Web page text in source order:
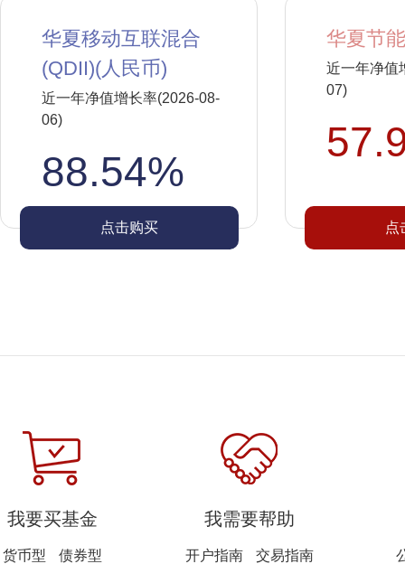
华夏移动互联混合
(QDII)(人民币)
近一年净值增长率(2026-08-
06)
88.54%
点击购买
华夏节
近一年净值
07)
点
我要买基金
货币型
债券型
我需要帮助
开户指南
交易指南